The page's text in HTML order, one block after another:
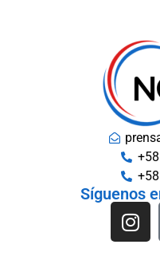
Síguenos